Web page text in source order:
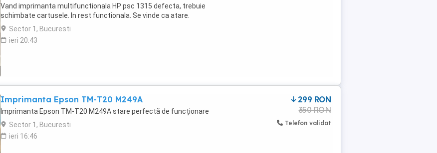
Vand imprimanta multifunctionala HP psc 1315 defecta, trebuie
schimbate cartusele. In rest functionala. Se vinde ca atare.
Sector 1, Bucuresti
ieri 20:43
Imprimanta Epson TM-T20 M249A
Imprimanta Epson TM-T20 M249A stare perfectă de funcționare
Sector 1, Bucuresti
ieri 16:46
299 RON
350 RON
Telefon validat